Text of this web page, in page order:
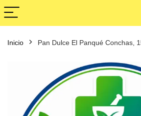
Inicio Pan Dulce El Panqué Conchas,